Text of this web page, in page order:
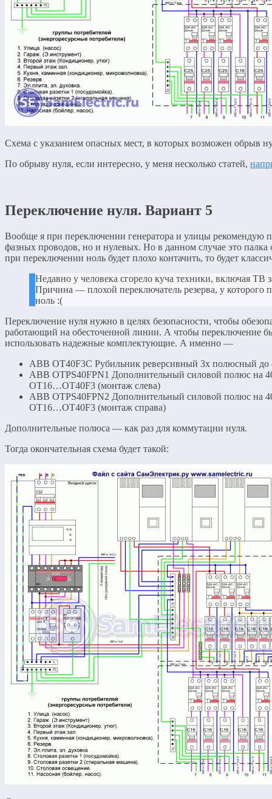
Схема с указанием опасных мест, в которых возможен обрыв
По обрыву нуля, если интересно, у меня несколько статей,
Переключение нуля. Вариант 5
Вообще я при переключении генератора и улицы рекомендую
фазных проводов, но и нулевых. Но в данном случае это
при переключении ноль будет плохо контачить, то будет
Недавно у человека сгорело куча техники, включая ТВ
Причина — плохой переключатель резерва, у которого
ноль :(
Переключение нуля нужно в целях безопасности, чтобы
работающий на обесточенной линии. А чтобы переключение
использовать надежные комплектующие. А именно —
ABB OT40F3C Рубильник реверсивный 3х полюсный до
ABB OTPS40FPN1 Дополнительный силовой полюс на
OT16…OT40F3 (монтаж слева)
ABB OTPS40FPN2 Дополнительный силовой полюс на
OT16…OT40F3 (монтаж справа)
Дополнительные полюса — как раз для коммутации нуля.
Тогда окончательная схема будет такой: